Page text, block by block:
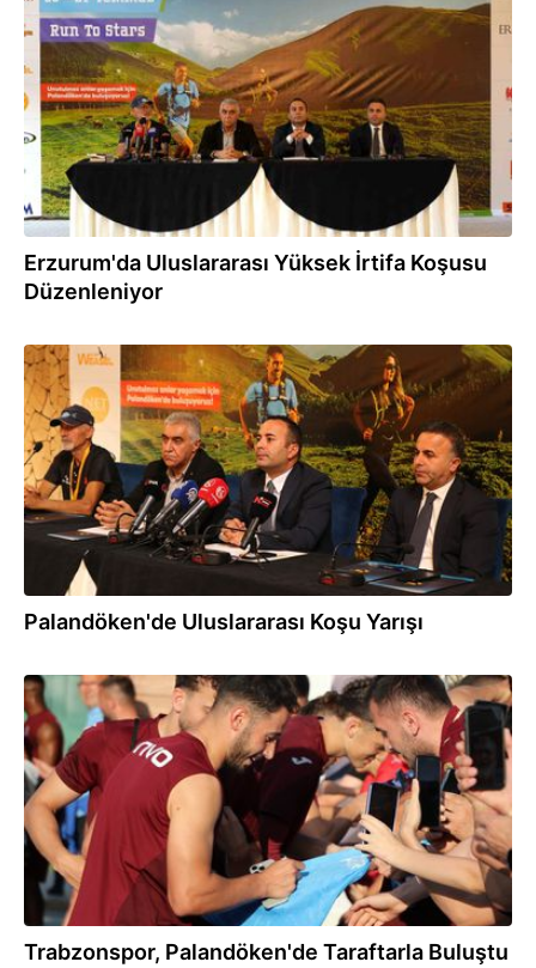
25.07.2025
Erzurum'da Uluslararası Yüksek İrtifa Koşusu
Düzenleniyor
24.07.2025
Palandöken'de Uluslararası Koşu Yarışı
19.07.2025
Trabzonspor, Palandöken'de Taraftarla Buluştu